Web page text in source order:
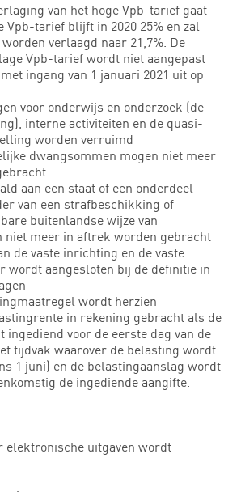
van het hoge Vpb-tarief gaat
Vpb-tarief blijft in 2020 25% en zal
verlaagd naar 21,7%. De
Vpb-tarief wordt niet aangepast
ingang van 1 januari 2021 uit op
voor onderwijs en onderzoek (de
interne activiteiten en de quasi-
worden verruimd
dwangsommen mogen niet meer
aan een staat of een onderdeel
van een strafbeschikking of
buitenlandse wijze van
niet meer in aftrek worden gebracht
de vaste inrichting en de vaste
wordt aangesloten bij de definitie in
wordt herzien
in rekening gebracht als de
ingediend voor de eerste dag van de
tijdvak waarover de belasting wordt
1 juni) en de belastingaanslag wordt
de ingediende aangifte.
elektronische uitgaven wordt